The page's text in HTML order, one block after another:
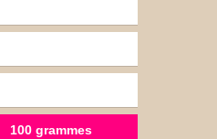
100 grammes